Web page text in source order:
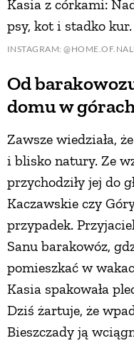
Kasia z córkami:
psy, kot i stadko kur.
INSTAGRAM:
Od
domu w
Zawsze wiedziała,
i blisko natury. Ze
przychodziły jej do
Kaczawskie czy
przypadek.
Sanu barakowóz,
pomieszkać w
Kasia spakowała
Dziś żartuje, że
Bieszczady ją